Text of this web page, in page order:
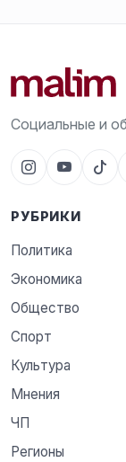
Социальные и
РУБРИКИ
Политика
Экономика
Общество
Спорт
Культура
Мнения
ЧП
Регионы